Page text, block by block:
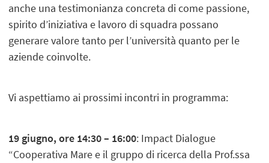
anche una testimonianza concreta di come passione,
spirito d’iniziativa e lavoro di squadra possano
generare valore tanto per l’università quanto per le
aziende coinvolte.
Vi aspettiamo ai prossimi incontri in programma:
19 giugno, ore 14:30 – 16:00: Impact Dialogue
“Cooperativa Mare e il gruppo di ricerca della Prof.ssa